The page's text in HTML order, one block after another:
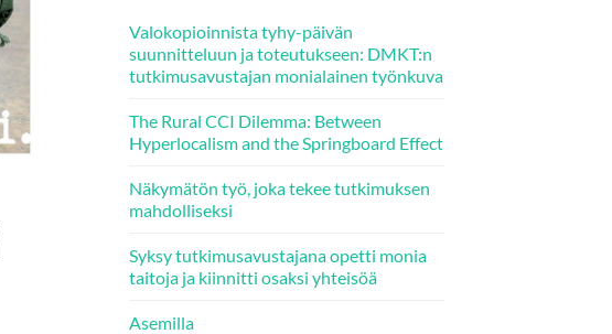
Valokopioinnista tyhy-päivän
suunnitteluun ja toteutukseen: DMKT:n
tutkimusavustajan monialainen työnkuva
The Rural CCI Dilemma: Between
Hyperlocalism and the Springboard Effect
Näkymätön työ, joka tekee tutkimuksen
mahdolliseksi
Syksy tutkimusavustajana opetti monia
taitoja ja kiinnitti osaksi yhteisöä
Asemilla